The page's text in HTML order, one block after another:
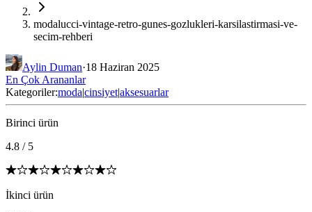
modalucci-vintage-retro-gunes-gozlukleri-karsilastirmasi-ve-
secim-rehberi
Aylin Duman·18 Haziran 2025
En Çok Arananlar
Kategoriler:moda|cinsiyet|aksesuarlar
Birinci ürün
4.8 / 5
İkinci ürün